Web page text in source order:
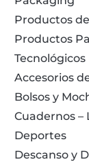
Productos de
Productos
Tecnológicos
Accesorios
Bolsos y
Cuadernos –
Deportes
Descanso y